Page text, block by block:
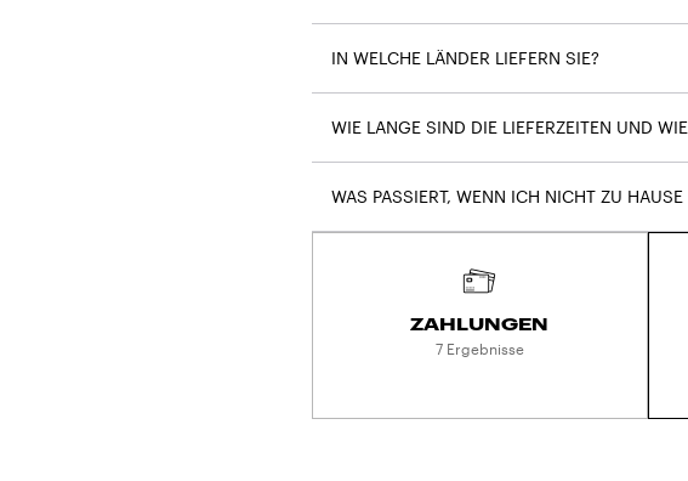
IN WELCHE LÄNDER LIEFERN SIE?
WIE LANGE SIND DIE LIEFERZEITEN UND
WAS PASSIERT, WENN ICH NICHT ZU
ZAHLUNGEN
7 Ergebnisse